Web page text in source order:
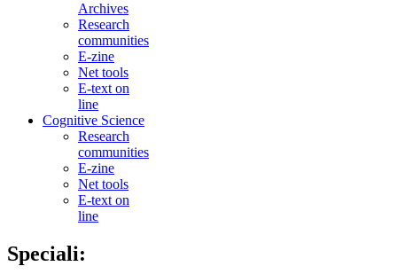
Archives
Research
communities
E-zine
Net tools
E-text on
line
Cognitive Science
Research
communities
E-zine
Net tools
E-text on
line
Speciali: